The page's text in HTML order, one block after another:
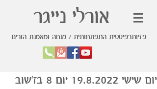
אורלי נייגר
פזיותרפיסטית התפתחותית / מנחה ומאמנת הורים
יום שישי 19.8.2022 יום 8 בז'שוב